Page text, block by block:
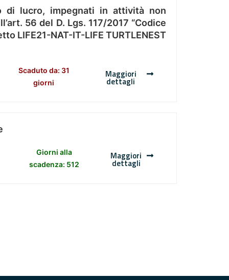
di lucro, impegnati in attività non
56 del D. Lgs. 117/2017 “Codice
LIFE21-NAT-IT-LIFE TURTLENEST
Scaduto da: 31
giorni
Maggiori
dettagli
Giorni alla
scadenza: 512
Maggiori
dettagli